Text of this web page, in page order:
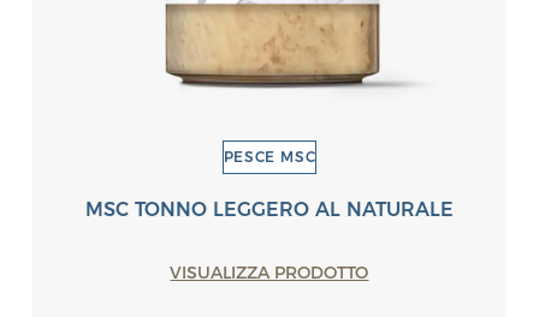
PESCE MSC
MSC TONNO LEGGERO AL NATURALE
VISUALIZZA PRODOTTO